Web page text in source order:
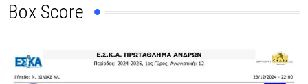
Box Score